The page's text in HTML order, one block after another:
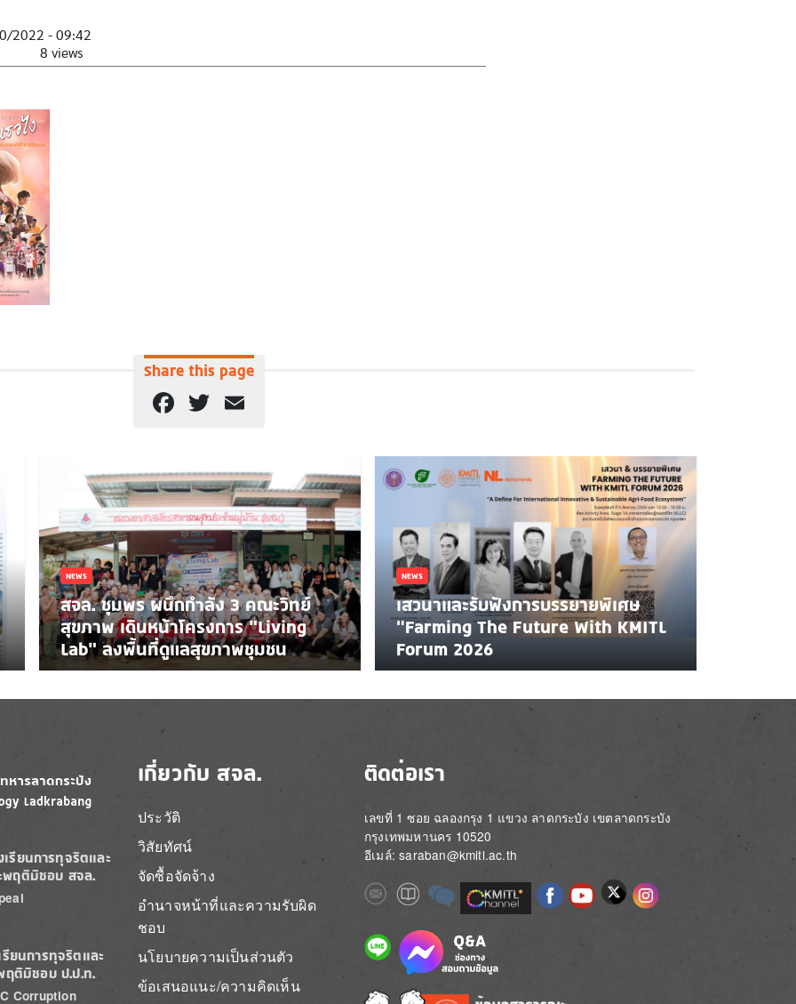
2022 - 09:42
8 views
Share this page
Facebook
Twitter
NEWS
สจล. ชุมพร ผนึกกำลัง 3 คณะวิทย์
สุขภาพ เดินหน้าโครงการ “Living
Lab” ลงพื้นที่ดูแลสุขภาพชุมชน
NEWS
เสวนาและรับฟังการบรรยายพิเศษ
"Farming The Future With KMITL
Forum 2026
เรียนการทุจริตและ
พฤติมิชอบ สจล.
รียนการทุจริตและ
ฤติมิชอบ ป.ป.ท.
Corruption
เกี่ยวกับ สจล.
ประวัติ
วิสัยทัศน์
จัดซื้อจัดจ้าง
อำนาจหน้าที่และความรับผิด
ชอบ
นโยบายความเป็นส่วนตัว
ข้อเสนอแนะ/ความคิดเห็น
ติดต่อเรา
เลขที่ 1 ซอย ฉลองกรุง 1 แขวง ลาดกระบัง เขตลาดกระบัง
กรุงเทพมหานคร 10520
อีเมล์: saraban@kmitl.ac.th
ImageImageImage Image ImageImageImageImage
Image Image
Image